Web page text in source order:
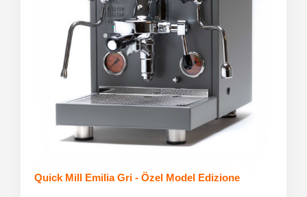
Quick Mill Emilia Gri - Özel Model Edizione